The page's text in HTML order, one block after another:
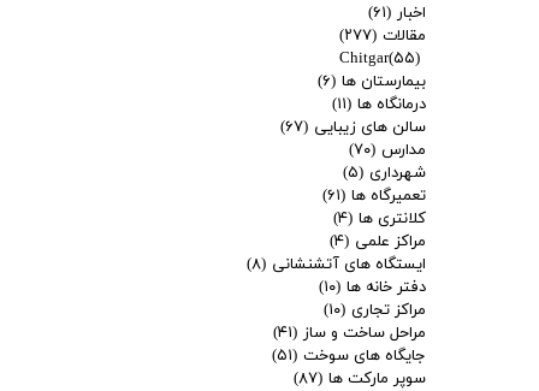
اخبار (۶۱)
مقالات (۲۷۷)
Chitgar(۵۵)
بیمارستان ها (۶)
درمانگاه ها (۱۱)
سالن های زیبایی (۶۷)
مدارس (۷۰)
شهرداری (۵)
تعمیرگاه ها (۶۱)
کلانتری ها (۴)
مراکز علمی (۴)
ایستگاه های آتشنشانی (۸)
دفتر خانه ها (۱۰)
مراکز تجاری (۱۰)
مراحل ساخت و ساز (۴۱)
جایگاه های سوخت (۵۱)
سوپر مارکت ها (۸۷)